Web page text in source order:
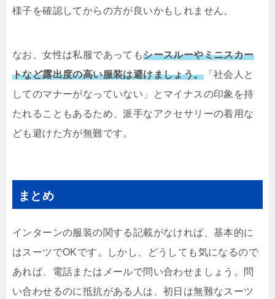
様子を確認してからの方が良いかもしれません。
なお、女性は私服であってもシースルーやミニスカー
トなど露出度の高い服装は避けましょう。「社会人と
してのマナーがなっていない」とマイナスの印象を持
たれることもあるため、派手なアクセサリーの着用な
ども避けた方が無難です。
まとめ
インターンの服装の関する記載がなければ、基本的に
はスーツでOKです。しかし、どうしても気になるので
あれば、電話またはメールで問い合わせましょう。問
い合わせるのに抵抗がある人は、初日は無難なスーツ